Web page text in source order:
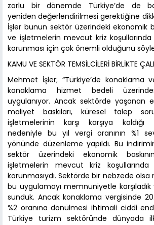
zorlu bir dönemde Türkiye’de de
yeniden değerlendirilmesi gerektiğine
İşler bunun sektör üzerindeki ekonomik
ve işletmelerin mevcut kriz koşullarında
korunması için çok önemli olduğunu
KAMU VE SEKTÖR TEMSİLCİLERİ BİRLİKTE
Mehmet İşler; “Türkiye’de konaklama
konaklama hizmet bedeli
uygulanıyor. Ancak sektörde yaşanan
maliyet baskıları, küresel talep
işletmelerinin karşı karşıya kaldığı
nedeniyle bu yıl vergi oranının %1
yönünde düzenleme yapıldı. Bu
sektör üzerindeki ekonomik
işletmelerin mevcut kriz koşullarında
korunmasıydı. Sektörde bir nebzede
bu uygulamayı memnuniyetle
sunduk. Ancak konaklama vergisinde
%2 oranına dönülmesi ihtimali ciddi
Türkiye turizm sektöründe dünyada